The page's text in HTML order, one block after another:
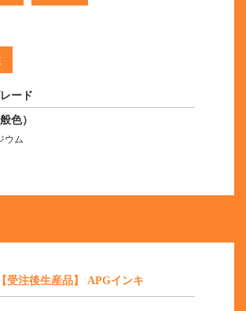
ード
色）
ウム
【受注後生産品】 APGインキ